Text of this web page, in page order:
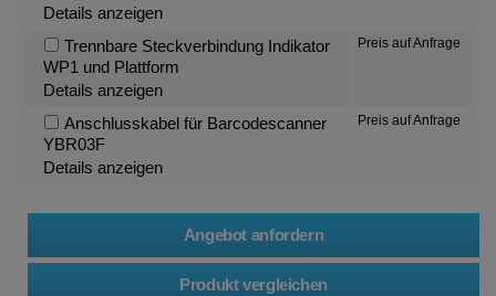
Details anzeigen
Trennbare Steckverbindung Indikator
WP1 und Plattform
Details anzeigen
Preis auf Anfrage
Anschlusskabel für Barcodescanner
YBR03F
Details anzeigen
Preis auf Anfrage